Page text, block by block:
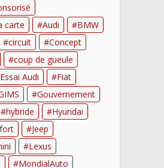
carte
Audi
BMW
circuit
Concept
coup de gueule
Essai Audi
Fiat
Gouvernement
hybride
Hyundai
Jeep
Lexus
MondialAuto